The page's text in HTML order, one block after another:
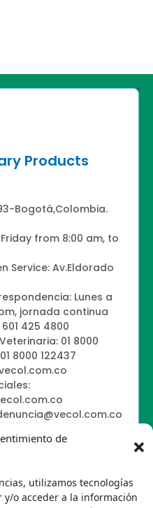
de
utilizamos tecnologías
y/o acceder a la información
Products
Bogotá,Colombia.
from 8:00 am, to
Service: Av.Eldorado
Lunes a
jornada continua
425 4800
01 8000
8000 122437
de Uso
Personales VECOL